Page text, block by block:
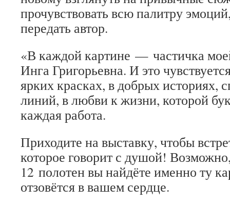
прочувствовать всю палитру
передать автор.
«В каждой картине — частичка
Инга Григорьевна. И это
ярких красках, в добрых историях,
линий, в любви к жизни, которой
каждая работа.
Приходите на выставку, чтобы
которое говорит с душой!
12 полотен вы найдёте именно ту
отзовётся в вашем сердце.